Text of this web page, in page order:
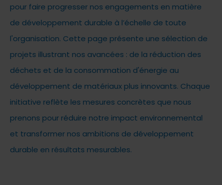
pour faire progresser nos engagements en matière
de développement durable à l’échelle de toute
l'organisation. Cette page présente une sélection de
projets illustrant nos avancées : de la réduction des
déchets et de la consommation d'énergie au
développement de matériaux plus innovants. Chaque
initiative reflète les mesures concrètes que nous
prenons pour réduire notre impact environnemental
et transformer nos ambitions de développement
durable en résultats mesurables.